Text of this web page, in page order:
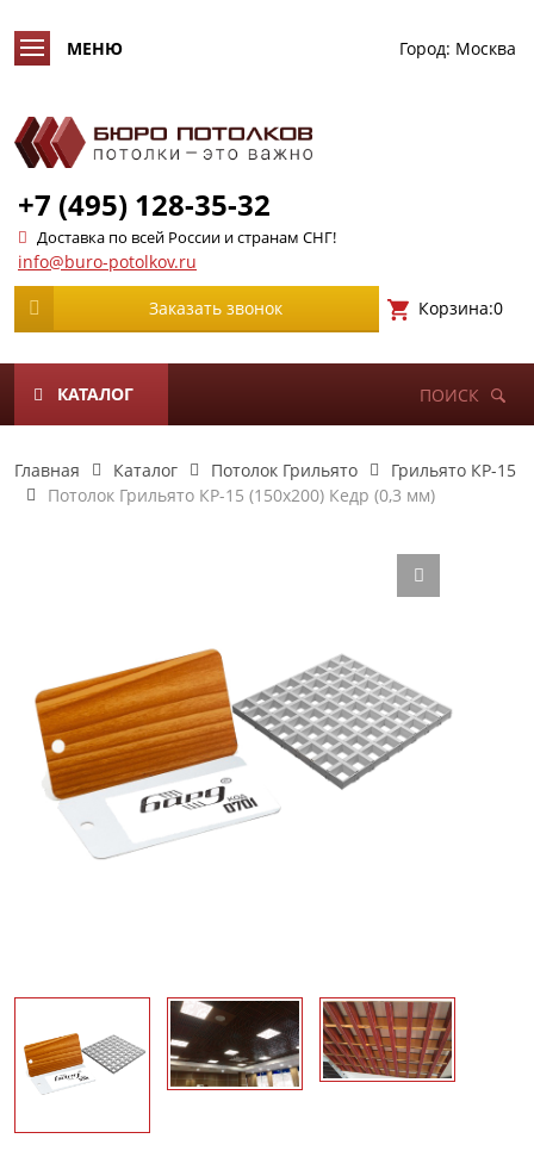
Город: Москва
+7 (495) 128-35-32
Доставка по всей России и странам СНГ!
info@buro-potolkov.ru
Заказать звонок Корзина:0
КАТАЛОГ ПОИСК
Главная Каталог Потолок Грильято
Грильято КР-15
Потолок Грильято КР-15 (150х200) Кедр (0,3 мм)